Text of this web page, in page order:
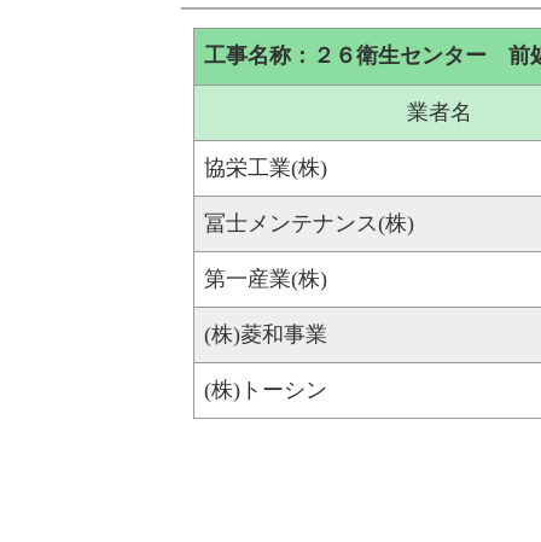
工事名称：２６衛生センター 前
業者名
協栄工業(株)
冨士メンテナンス(株)
第一産業(株)
(株)菱和事業
(株)トーシン